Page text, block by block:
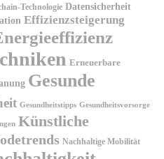
Technologie Datensicherheit
Effizienzsteigerung
Erneuerbare
Gesunde
Gesundheitstipps Gesundheitsvorsorge
Künstliche
Nachhaltige Mobilität